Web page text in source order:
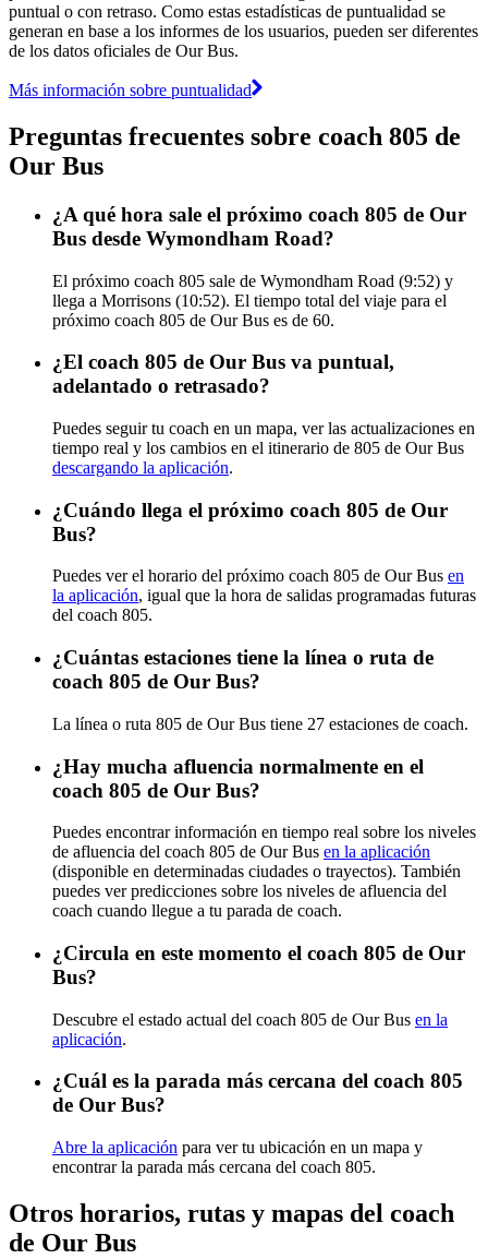
puntual o con retraso. Como estas estadísticas de puntualidad se
generan en base a los informes de los usuarios, pueden ser diferentes
de los datos oficiales de Our Bus.
Más información sobre puntualidad
Preguntas frecuentes sobre coach 805 de
Our Bus
¿A qué hora sale el próximo coach 805 de Our
Bus desde Wymondham Road?
El próximo coach 805 sale de Wymondham Road (9:52) y
llega a Morrisons (10:52). El tiempo total del viaje para el
próximo coach 805 de Our Bus es de 60.
¿El coach 805 de Our Bus va puntual,
adelantado o retrasado?
Puedes seguir tu coach en un mapa, ver las actualizaciones en
tiempo real y los cambios en el itinerario de 805 de Our Bus
descargando la aplicación.
¿Cuándo llega el próximo coach 805 de Our
Bus?
Puedes ver el horario del próximo coach 805 de Our Bus en
la aplicación, igual que la hora de salidas programadas futuras
del coach 805.
¿Cuántas estaciones tiene la línea o ruta de
coach 805 de Our Bus?
La línea o ruta 805 de Our Bus tiene 27 estaciones de coach.
¿Hay mucha afluencia normalmente en el
coach 805 de Our Bus?
Puedes encontrar información en tiempo real sobre los niveles
de afluencia del coach 805 de Our Bus en la aplicación
(disponible en determinadas ciudades o trayectos). También
puedes ver predicciones sobre los niveles de afluencia del
coach cuando llegue a tu parada de coach.
¿Circula en este momento el coach 805 de Our
Bus?
Descubre el estado actual del coach 805 de Our Bus en la
aplicación.
¿Cuál es la parada más cercana del coach 805
de Our Bus?
Abre la aplicación para ver tu ubicación en un mapa y
encontrar la parada más cercana del coach 805.
Otros horarios, rutas y mapas del coach
de Our Bus